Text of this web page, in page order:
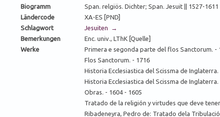
Biogramm
Span. relgiös. Dichter; Span. Jesuit || 1527-
Ländercode
XA-ES [PND]
Schlagwort
Jesuiten →
Bemerkungen
Enc. univ., LThK [Quelle]
Werke
Primera e segonda parte del flos Sanctorum. -
Flos Sanctorum. - 1716
Historia Ecclesiastica del Scissma de Inglaterra.
Historia Ecclesiastica del Scissma de Inglaterra.
Obras. - 1604 - 1605
Tratado de la religión y virtudes que deve
Ribadeneyra, Pedro de: Tratado dela